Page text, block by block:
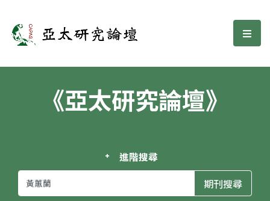
亞太研究論壇 選
《亞太研究論壇》
進階搜尋